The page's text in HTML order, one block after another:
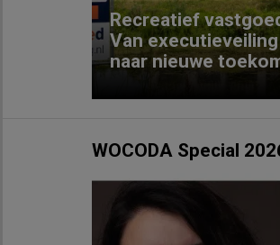
Recreatief
Van executieveiling
naar nieuwe
WOCODA Special